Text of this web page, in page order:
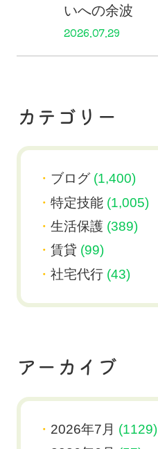
いへの余波
2026.07.29
カテゴリー
ブログ(1,400)
特定技能(1,005)
生活保護 (389)
賃貸 (99)
社宅代行(43)
アーカイブ
2026年7月 (1129)